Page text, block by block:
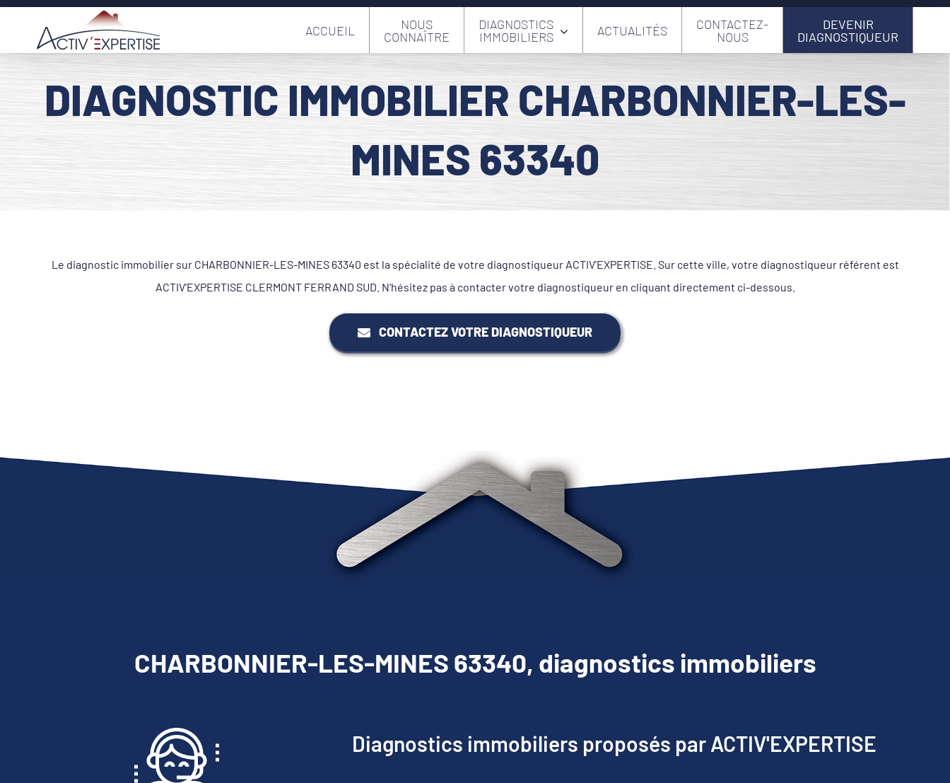
Passer
contenu
ACCUEIL
NOUS
CONNAÎTRE
DIAGNOSTICS
IMMOBILIERS
ACTUALITÉS
CONTACTEZ-
NOUS
DEVENIR
DIAGNOSTIQUEUR
DIAGNOSTIC IMMOBILIER CHARBONNIER-LES-
MINES 63340
Le diagnostic immobilier sur CHARBONNIER-LES-MINES 63340 est la spécialité de votre diagnostiqueur ACTIV'EXPERTISE. Sur cette ville, votre diagnostiqueur référent est
ACTIV'EXPERTISE CLERMONT FERRAND SUD. N'hésitez pas à contacter votre diagnostiqueur en cliquant directement ci-dessous.
CONTACTEZ VOTRE DIAGNOSTIQUEUR
CHARBONNIER-LES-MINES 63340, diagnostics immobiliers
Diagnostics immobiliers proposés par ACTIV'EXPERTISE